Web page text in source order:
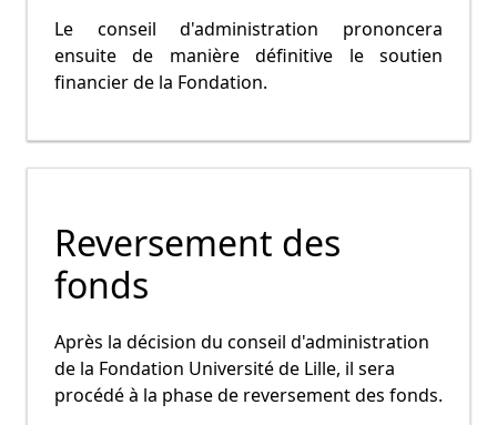
Le conseil d'administration prononcera
ensuite de manière définitive le soutien
financier de la Fondation.
Reversement des
fonds
Après la décision du conseil d'administration
de la Fondation Université de Lille, il sera
procédé à la phase de reversement des fonds.